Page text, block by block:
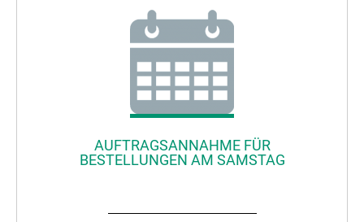
AUFTRAGSANNAHME FÜR
BESTELLUNGEN AM SAMSTAG